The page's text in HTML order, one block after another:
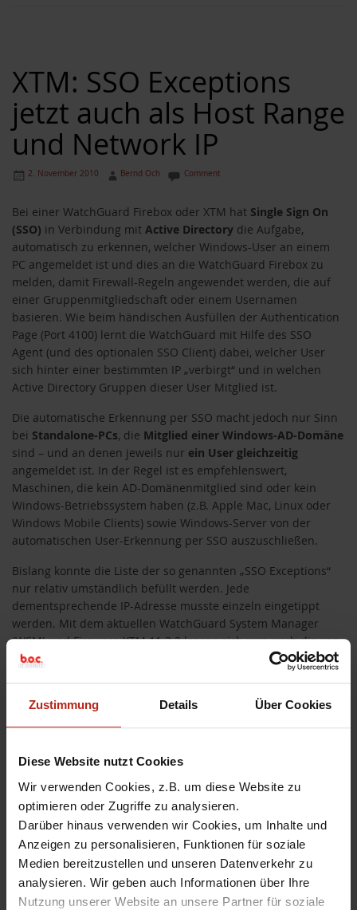
Zustimmung Details Über Cookies
Diese Website nutzt Cookies
Wir verwenden Cookies, z.B. um diese Website zu
optimieren oder Zugriffe zu analysieren.
Darüber hinaus verwenden wir Cookies, um Inhalte und
Anzeigen zu personalisieren, Funktionen für soziale
Medien bereitzustellen und unseren Datenverkehr zu
analysieren. Wir geben auch Informationen über Ihre
Nutzung unserer Website an unsere Partner für soziale
XTM: SSO Exceptions
jetzt auch als Host Range
und Network IP
2. November 2010 Bernd Och Comment
Bei einer WatchGuard Firebox oder XTM hat Single Sign On
(SSO) in Verbindung mit Active Directory die Aufgabe,
automatisch zu erkennen, welcher Windows-User an einem
PC angemeldet ist und dies an die WatchGuard Firebox zu
melden, damit Firewall-Regeln angewendet werden, die auf
einer Gruppenmitgliedschaft oder einem Usernamen
basieren. Wie beim händischen Ausfüllen der Authentication
Page (Port 4100) lernt die WatchGuard mit Hilfe des SSO
Agent (und des optionalen SSO Client) dabei, welcher User
sich hinter einer bestimmten IP „verbirgt“ und in welchen
Active Directory Gruppen dieser User Mitglied ist.
Die automatische Erkennung per SSO macht jedoch nur Sinn
bei Standalone-PCs, die Mitglied einer Windows-AD-Domäne
sind – und an denen jeweils nur ein User gleichzeitig
angemeldet ist. In der Regel ist es empfehlenswert,
Maschinen, die kein AD-Domänenmitglied sind oder kein
Windows-Betriebssystem haben (z.B. Apple Mac, Linux oder
Windows Mobile Clients) sowie Windows-Server von der
automatischen User-Erkennung per SSO auszuschließen.
Bislang konnte die Liste der so genannten „SSO Exceptions“
nur relativ umständlich befüllt werden. Jede
dementsprechende IP-Adresse musste einzeln eingetippt
werden. Mit dem aktuellen WatchGuard System Manager
(WSM) und Fireware XTM 11.3.2 lassen sich nun auch die von
normalen Firewall-Regeln her bekannten AuswahlenHost
Umgebungen sicher deutlich vereinfachen wird: